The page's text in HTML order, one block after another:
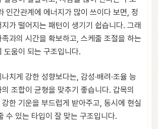
인간관계에 에너지가 많이 쓰이다 보면, 정
가 떨어지는 패턴이 생기기 쉽습니다. 그래
과의 시간을 확보하고, 스케줄 조절을 하는
도움이 되는 구조입니다.
치게 강한 성향보다는, 감성·배려·조율 능
조합이 균형을 맞추기 좋습니다. 갑목의
한 기운을 부드럽게 받아주고, 동시에 현실
수 있는 타입이 잘 맞는 구조입니다.